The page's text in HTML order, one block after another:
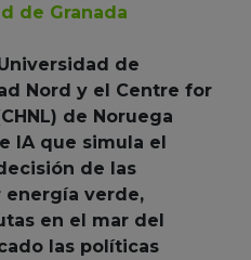
de Granada
de
Nord y el Centre for
de Noruega
IA que simula el
de las
energía verde,
en el mar del
las políticas